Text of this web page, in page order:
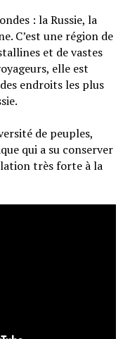
: la Russie, la
C’est une région de
et de vastes
elle est
endroits les plus
de peuples,
qui a su conserver
très forte à la